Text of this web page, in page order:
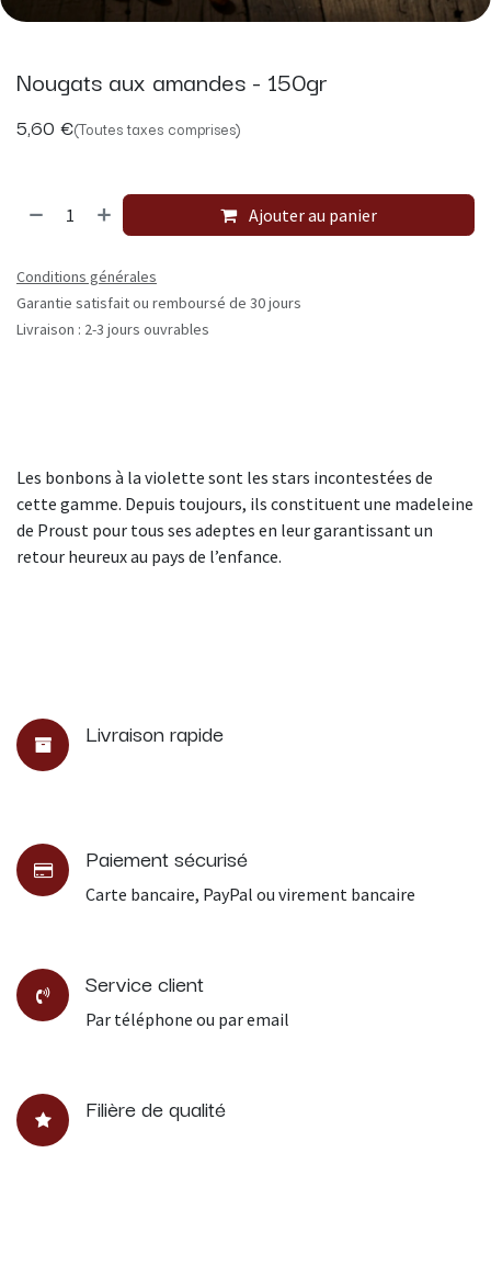
Nougats aux amandes - 150gr
5,60 €(Toutes taxes comprises)
Ajouter au panier
Conditions générales
Garantie satisfait ou remboursé de 30 jours
Livraison : 2-3 jours ouvrables
Les bonbons à la violette sont les stars incontestées de
cette gamme. Depuis toujours, ils constituent une madeleine
de Proust pour tous ses adeptes en leur garantissant un
retour heureux au pays de l’enfance.
Livraison rapide
Paiement sécurisé
Carte bancaire, PayPal ou virement bancaire
Service client
Par téléphone ou par email
Filière de qualité